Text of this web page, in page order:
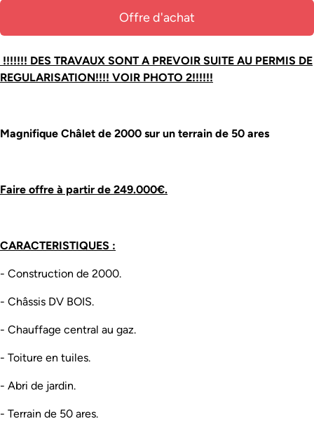
Offre d'achat
!!!!!!! DES TRAVAUX SONT A PREVOIR SUITE AU PERMIS DE
REGULARISATION!!!! VOIR PHOTO 2!!!!!!
Magnifique Châlet de 2000 sur un terrain de 50 ares
Faire offre à partir de 249.000€.
CARACTERISTIQUES :
- Construction de 2000.
- Châssis DV BOIS.
- Chauffage central au gaz.
- Toiture en tuiles.
- Abri de jardin.
- Terrain de 50 ares.